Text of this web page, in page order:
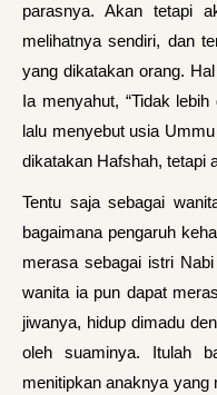
parasnya. Akan tetapi
melihatnya sendiri, dan
yang dikatakan orang.
Ia menyahut, “Tidak
lalu menyebut usia
dikatakan Hafshah, tetapi
Tentu saja sebagai
bagaima­na pengaruh
merasa sebagai istri
wanita ia pun dapat
jiwanya, hidup dimadu
oleh suaminya. Itulah
menitipkan anaknya yang